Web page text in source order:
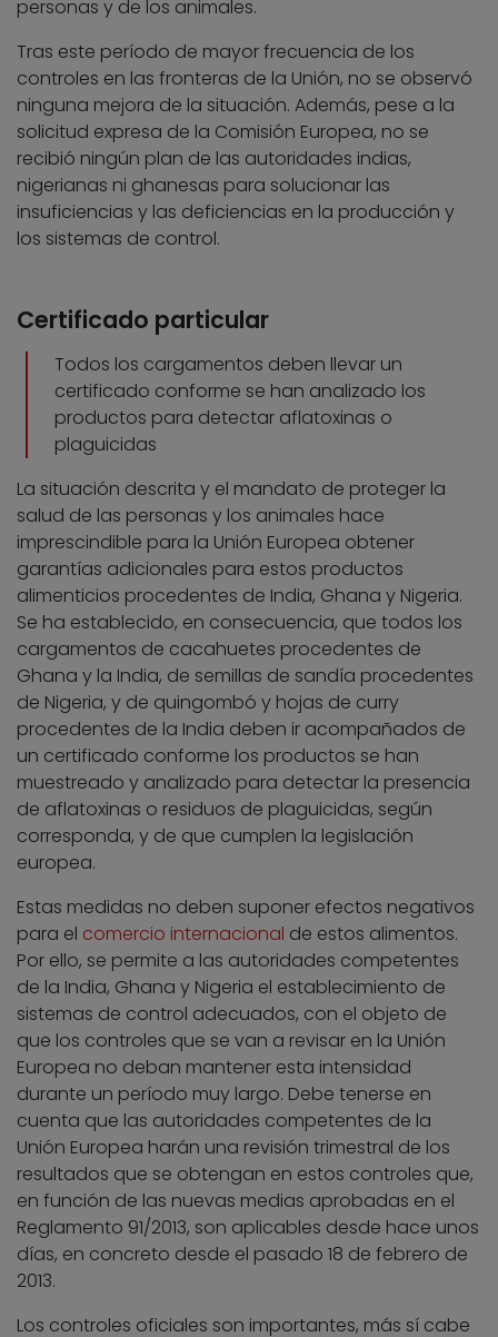
personas y de los animales.
Tras este período de mayor frecuencia de los
controles en las fronteras de la Unión, no se observó
ninguna mejora de la situación. Además, pese a la
solicitud expresa de la Comisión Europea, no se
recibió ningún plan de las autoridades indias,
nigerianas ni ghanesas para solucionar las
insuficiencias y las deficiencias en la producción y
los sistemas de control.
Certificado particular
Todos los cargamentos deben llevar un
certificado conforme se han analizado los
productos para detectar aflatoxinas o
plaguicidas
La situación descrita y el mandato de proteger la
salud de las personas y los animales hace
imprescindible para la Unión Europea obtener
garantías adicionales para estos productos
alimenticios procedentes de India, Ghana y Nigeria.
Se ha establecido, en consecuencia, que todos los
cargamentos de cacahuetes procedentes de
Ghana y la India, de semillas de sandía procedentes
de Nigeria, y de quingombó y hojas de curry
procedentes de la India deben ir acompañados de
un certificado conforme los productos se han
muestreado y analizado para detectar la presencia
de aflatoxinas o residuos de plaguicidas, según
corresponda, y de que cumplen la legislación
europea.
Estas medidas no deben suponer efectos negativos
para el comercio internacional de estos alimentos.
Por ello, se permite a las autoridades competentes
de la India, Ghana y Nigeria el establecimiento de
sistemas de control adecuados, con el objeto de
que los controles que se van a revisar en la Unión
Europea no deban mantener esta intensidad
durante un período muy largo. Debe tenerse en
cuenta que las autoridades competentes de la
Unión Europea harán una revisión trimestral de los
resultados que se obtengan en estos controles que,
en función de las nuevas medias aprobadas en el
Reglamento 91/2013, son aplicables desde hace unos
días, en concreto desde el pasado 18 de febrero de
2013.
Los controles oficiales son importantes, más sí cabe